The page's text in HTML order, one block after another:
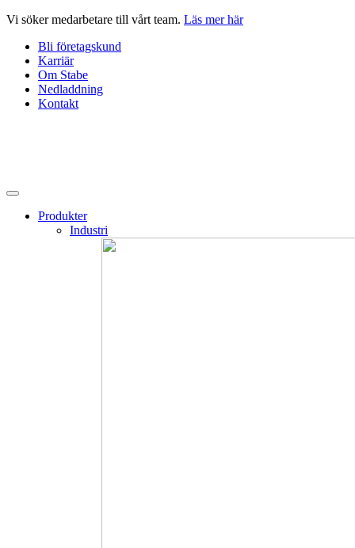
Hoppa
innehåll
Vi söker medarbetare till vårt team. Läs mer här
Bli företagskund
Karriär
Om Stabe
Nedladdning
Kontakt
Produkter
Industri